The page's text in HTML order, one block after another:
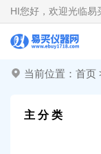
HI您好，欢迎光临易
当前位置： 首页
主 分 类